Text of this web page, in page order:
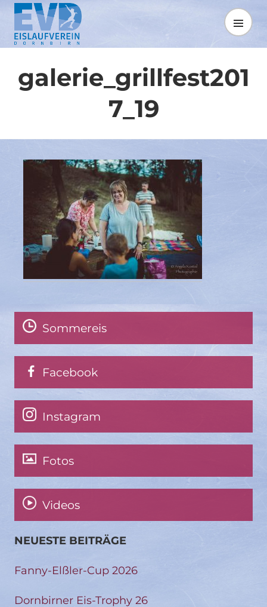
Springe
zum
Inhalt
MENÜ
galerie_grillfest201
7_19
Sommereis
Facebook
Instagram
Fotos
Videos
NEUESTE BEITRÄGE
Fanny-Elßler-Cup 2026
Dornbirner Eis-Trophy 26